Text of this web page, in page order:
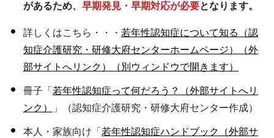
があるため、 早期発見・早期対応が必要となります。
詳しくはこちら・・・ 若年性認知症について知る（認
知症介護研究・研修大府センターホームページ）（外
部サイトへリンク）（別ウィンドウで開きます）
冊子「 若年性認知症って何だろう？（外部サイトへリ
ンク）
」（認知症介護研究・研修大府センター作成）
本人・家族向け「 若年性認知症ハンドブック（外部サ